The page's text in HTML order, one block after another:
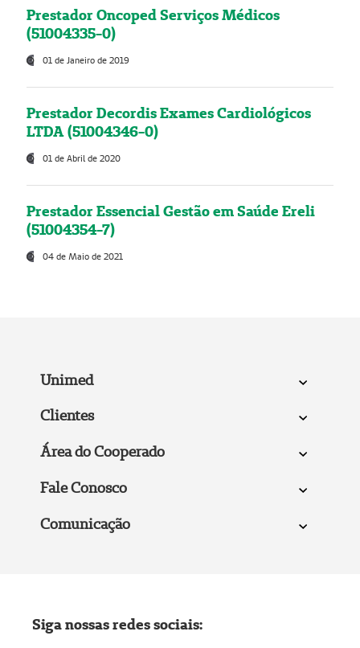
Prestador Oncoped Serviços Médicos
(51004335-0)
01 de Janeiro de 2019
Prestador Decordis Exames Cardiológicos
LTDA (51004346-0)
01 de Abril de 2020
Prestador Essencial Gestão em Saúde Ereli
(51004354-7)
04 de Maio de 2021
Unimed
Clientes
Área do Cooperado
Fale Conosco
Comunicação
Siga nossas redes sociais: